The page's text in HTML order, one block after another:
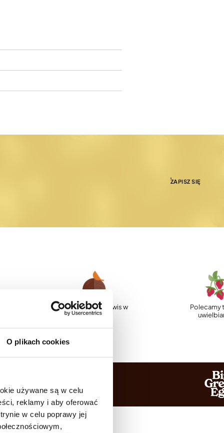
O plikach cookies
używane są w celu
reklamy i aby oferować
w celu poprawy jej
ZAPISZ SIĘ
Profesjonalny serwis w
Polsce
Polecamy